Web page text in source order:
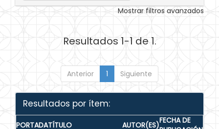
Mostrar filtros avanzados
Resultados 1-1 de 1.
Anterior 1 Siguiente
Resultados por ítem:
PORTADATÍTULO AUTOR(ES)FECHA DE